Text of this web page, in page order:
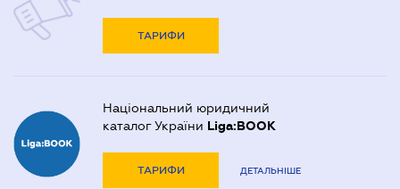
ТАРИФИ
Національний юридичний
каталог України Liga:BOOK
ТАРИФИ ДЕТАЛЬНІШЕ